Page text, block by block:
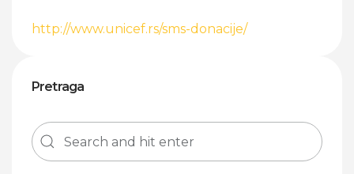
http://www.unicef.rs/sms-donacije/
Pretraga